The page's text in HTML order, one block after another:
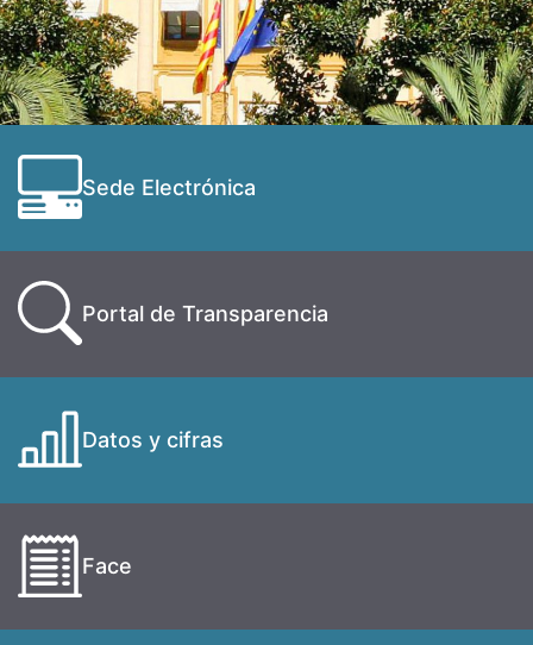
Sede Electrónica
Portal de Transparencia
Datos y cifras
Face